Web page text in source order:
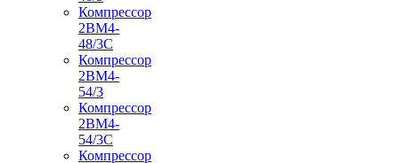
Компрессор
2ВМ4-
48/3С
Компрессор
2ВМ4-
54/3
Компрессор
2ВМ4-
54/3С
Компрессор